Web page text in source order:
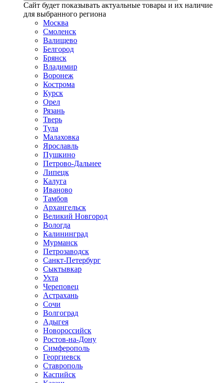
Сайт будет показывать актуальные товары и их наличие
для выбранного региона
Москва
Смоленск
Валищево
Белгород
Брянск
Владимир
Воронеж
Кострома
Курск
Орел
Рязань
Тверь
Тула
Малаховка
Ярославль
Пушкино
Петрово-Дальнее
Липецк
Калуга
Иваново
Тамбов
Архангельск
Великий Новгород
Вологда
Калининград
Мурманск
Петрозаводск
Санкт-Петербург
Сыктывкар
Ухта
Череповец
Астрахань
Сочи
Волгоград
Адыгея
Новороссийск
Ростов-на-Дону
Симферополь
Георгиевск
Ставрополь
Каспийск